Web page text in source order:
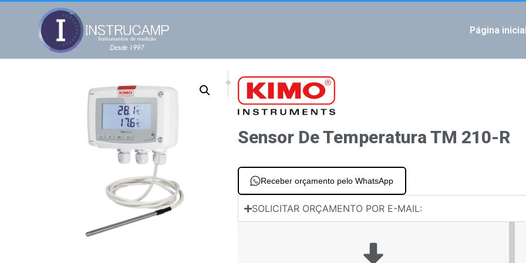
Página
PREVIOUS
Termostatos TST
NEXT
Sensor de temperatura TM 50
Sensor De Temperatura TM 210-R
Receber orçamento pelo WhatsApp
SOLICITAR ORÇAMENTO POR E-MAIL: